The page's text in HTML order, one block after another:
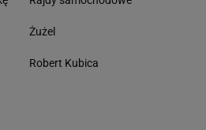
Żużel
Robert Kubica